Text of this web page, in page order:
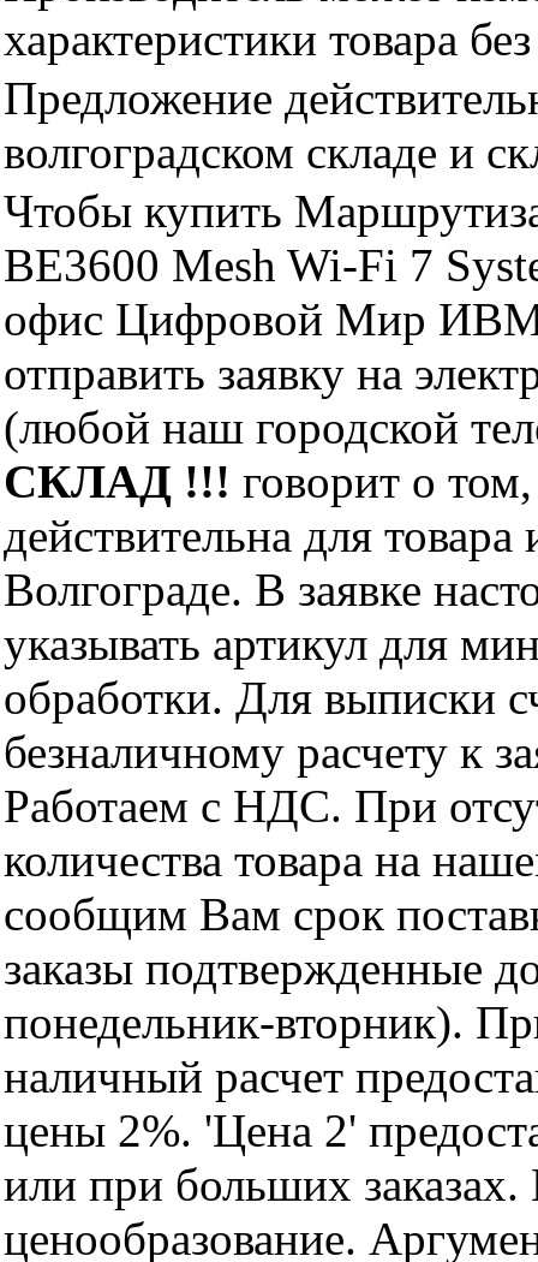
характеристики товара
Предложение
волгоградском складе и
Чтобы купить
BE3600 Mesh Wi-Fi 7
офис Цифровой Мир ИВМ
отправить заявку на
(любой наш городской
СКЛАД !!! говорит о
действительна для
Волгограде. В заявке
указывать артикул для
обработки. Для выписки
безналичному расчету к
Работаем с НДС. При
количества товара на
сообщим Вам срок
заказы подтвержденные
понедельник-вторник).
наличный расчет
цены 2%. 'Цена 2'
или при больших
ценообразование.